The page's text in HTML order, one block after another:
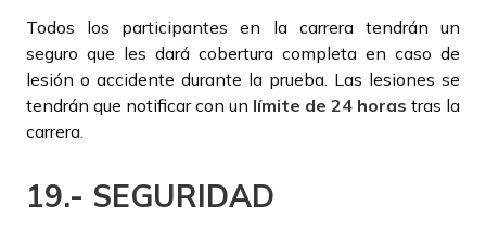
Todos los participantes en la carrera tendrán un
seguro que les dará cobertura completa en caso de
lesión o accidente durante la prueba. Las lesiones se
tendrán que notificar con un límite de 24 horas tras la
carrera.
19.- SEGURIDAD